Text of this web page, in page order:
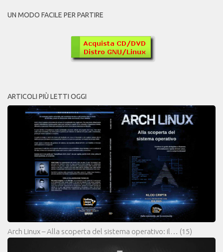
UN MODO FACILE PER PARTIRE
ARTICOLI PIÙ LETTI OGGI
Arch Linux – Alla scoperta del sistema operativo: il… (15)